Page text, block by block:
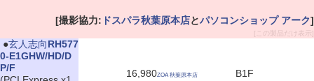
[撮影協力: ドスパラ秋葉原本店とパソコンショップ アーク]
[この製品だけ表示]
●玄人志向RH577
0-E1GHW/HD/D
P/F
16,980ZOA 秋葉原本店 B1F